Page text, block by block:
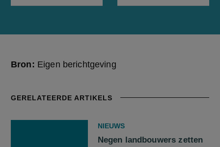
Bron: Eigen berichtgeving
GERELATEERDE ARTIKELS
NIEUWS
Negen landbouwers zetten